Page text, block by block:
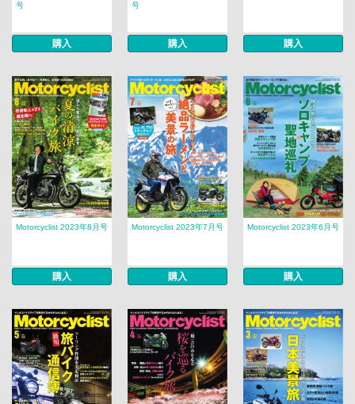
号
購入
号
購入 購入
Motorcyclist 2023年8月号
購入
Motorcyclist 2023年7月号
購入
Motorcyclist 2023年6月号
購入